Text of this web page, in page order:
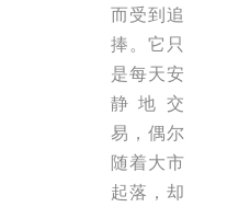
而受到追
捧。它只
是每天安
静地交
易，偶尔
随着大市
起落，却